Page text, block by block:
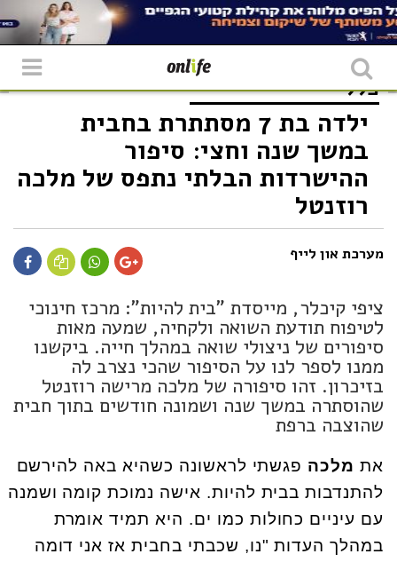
כללי
ילדה בת 7 מסתתרת בחבית
במשך שנה וחצי: סיפור
ההישרדות הבלתי נתפס של מלכה
רוזנטל
מערכת און לייף
ציפי קיכלר, מייסדת "בית להיות": מרכז חינוכי
לטיפוח תודעת השואה ולקחיה, שמעה מאות
סיפורים של ניצולי שואה במהלך חייה. ביקשנו
ממנו לספר לנו על הסיפור שהכי נצרב לה
בזיכרון. זהו סיפורה של מלכה מרישה רוזנטל
שהוסתרה במשך שנה ושמונה חודשים בתוך חבית
שהוצבה ברפת
את מלכה פגשתי לראשונה כשהיא באה להירשם
להתנדבות בבית להיות. אישה נמוכת קומה ושמנה
עם עיניים כחולות כמו ים. היא תמיד אומרת
במהלך העדות "נו, שכבתי בחבית אז אני דומה